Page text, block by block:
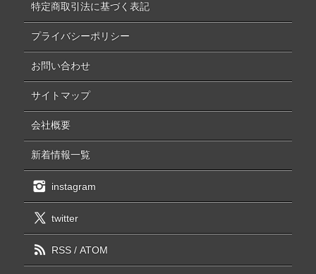
特定商取引法に基づく表記
プライバシーポリシー
お問い合わせ
サイトマップ
会社概要
新着情報一覧
instagram
twitter
RSS/ ATOM